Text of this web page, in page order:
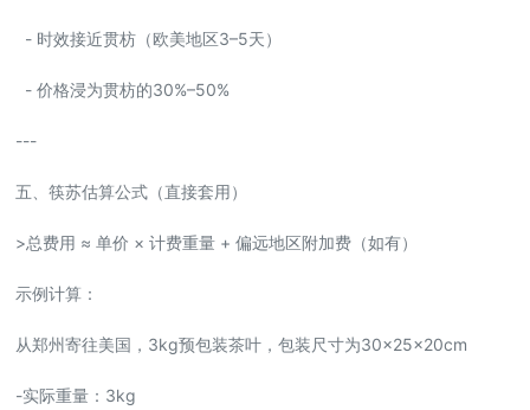
- 时效接近贯枋（欧美地区3–5天）
- 价格浸为贯枋的30%–50%
---
五、筷苏估算公式（直接套用）
>总费用 ≈ 单价 × 计费重量 + 偏远地区附加费（如有）
示例计算：
从郑州寄往美国，3kg预包装茶叶，包装尺寸为30×25×20cm
-实际重量：3kg